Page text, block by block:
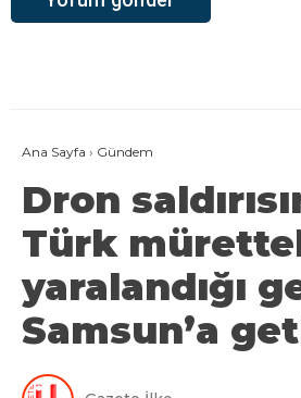
Ana Sayfa › Gündem
Dron
Türk
yaralandığı
Samsun’a